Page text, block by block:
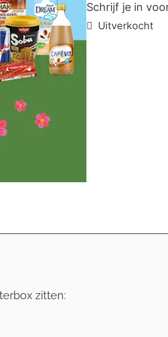
Schrijf je in
Uitverkocht
zitten: